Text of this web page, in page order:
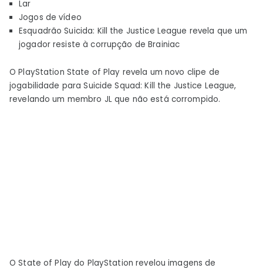
revela
Mulher-
Maravilha
incorrupta
Lar
Jogos de vídeo
Esquadrão Suicida: Kill the Justice League revela que um
jogador resiste à corrupção de Brainiac
O PlayStation State of Play revela um novo clipe de
jogabilidade para Suicide Squad: Kill the Justice League,
revelando um membro JL que não está corrompido.
O State of Play do PlayStation revelou imagens de